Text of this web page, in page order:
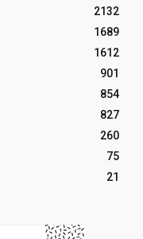
2132
1689
1612
901
854
827
260
75
21